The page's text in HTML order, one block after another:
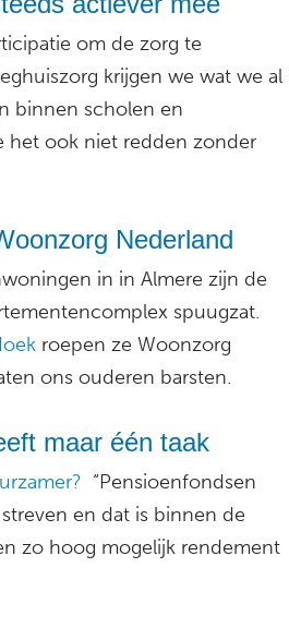
om de zorg te
krijgen we wat we al
binnen scholen en
het ook niet redden zonder
Nederland
in in Almere zijn de
spuugzat.
roepen ze Woonzorg
ons ouderen barsten.
maar één taak
“Pensioenfondsen
en dat is binnen de
zo hoog mogelijk rendement